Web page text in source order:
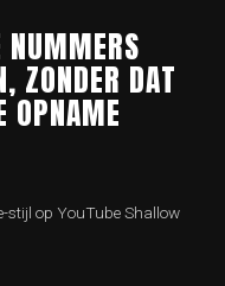
NUMMERS
ZONDER DAT
OPNAME
stijl op YouTube Shallow